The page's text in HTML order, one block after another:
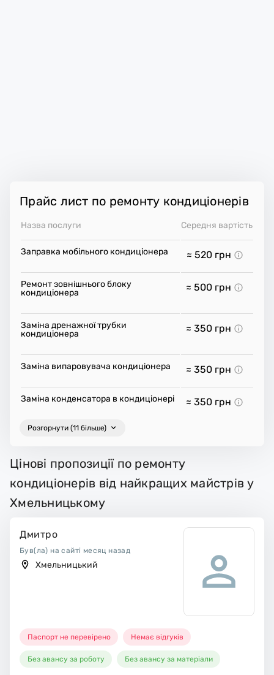
Прайс лист по ремонту кондиціонерів
Назва послуги Середня вартість
Заправка мобільного кондиціонера ≈ 520 грн
Ремонт зовнішнього блоку
кондиціонера
≈ 500 грн
Заміна дренажної трубки
кондиціонера
≈ 350 грн
Заміна випаровувача кондиціонера ≈ 350 грн
Заміна конденсатора в кондиціонері ≈ 350 грн
Розгорнути (11 більше)
Цінові пропозиції по ремонту
кондиціонерів від найкращих майстрів у
Хмельницькому
Дмитро
Був(ла) на сайті месяц назад
Хмельницький
Паспорт не перевірено Немає відгуків
Без авансу за роботу Без авансу за матеріали